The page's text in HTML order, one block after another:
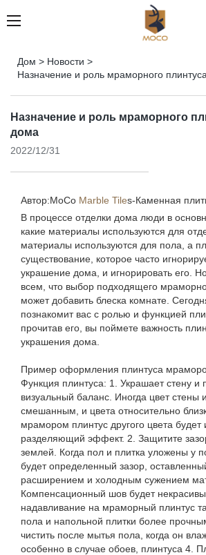
Дом > Новости >
Назначение и роль мраморного
Назначение и роль мраморного
дома
2022/12/31
Автор:MoCo Marble Tiles-Каменная
В процессе отделки дома люди в
какие материалы используются для
материалы используются для пола, а
существование, которое часто
украшение дома, и игнорировать его.
всем, что выбор подходящего
может добавить блеска комнате.
познакомит вас с ролью и функцией
прочитав его, вы поймете важность
украшения дома.
Пример оформления плинтуса
Функция плинтуса: 1. Украшает стену и
визуальный баланс. Иногда цвет стены
смешанным, и цвета относительно
мрамором плинтус другого цвета будет
разделяющий эффект. 2. Защитите
землей. Когда пол и плитка уложены у
будет определенный зазор,
расширением и холодным сужением
Компенсационный шов будет
надавливание на мраморный плинтус
пола и напольной плитки более
чистить после мытья пола, когда он
особенно в случае обоев, плинтуса 4.